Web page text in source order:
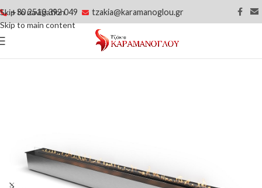
Skip to navigation
Skip to main content
+30 2510 392 049 tzakia@karamanoglou.gr